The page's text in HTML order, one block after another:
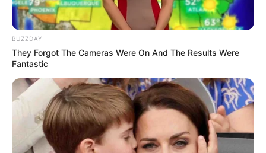
Versi Warga Thailand
Langka Banget! 10 Pose Lucu
Katak yang Bikin Ketawa
Gemes
BUZZDAY
They Forgot The Cameras Were On And The Results Were
Fantastic